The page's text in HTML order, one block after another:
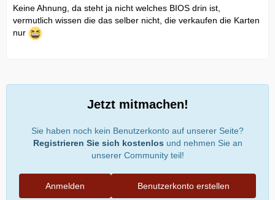
Keine Ahnung, da steht ja nicht welches BIOS drin ist,
vermutlich wissen die das selber nicht, die verkaufen die Karten
nur
Jetzt mitmachen!
Sie haben noch kein Benutzerkonto auf unserer Seite?
Registrieren Sie sich kostenlos und nehmen Sie an
unserer Community teil!
Benutzerkonto erstellen
Anmelden